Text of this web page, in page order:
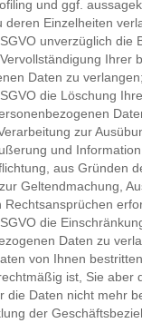
und ggf.
deren Einzelheiten
unverzüglich die
Ihrer
Daten zu verlangen;
die Löschung
zur
und
aus Gründen
Geltendmachung,
Rechtsansprüchen
die
Daten zu
von Ihnen
ist, Sie aber
die Daten nicht mehr
der